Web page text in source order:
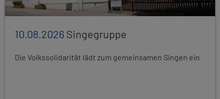
10.08.2026Singegruppe
Die Volkssolidarität lädt zum gemeinsamen Singen ein